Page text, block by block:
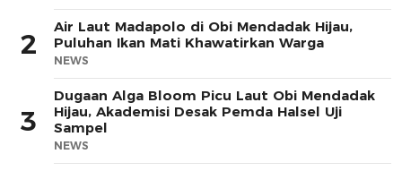
2
Air Laut Madapolo di Obi Mendadak Hijau,
Puluhan Ikan Mati Khawatirkan Warga
NEWS
3
Dugaan Alga Bloom Picu Laut Obi Mendadak
Hijau, Akademisi Desak Pemda Halsel Uji
Sampel
NEWS